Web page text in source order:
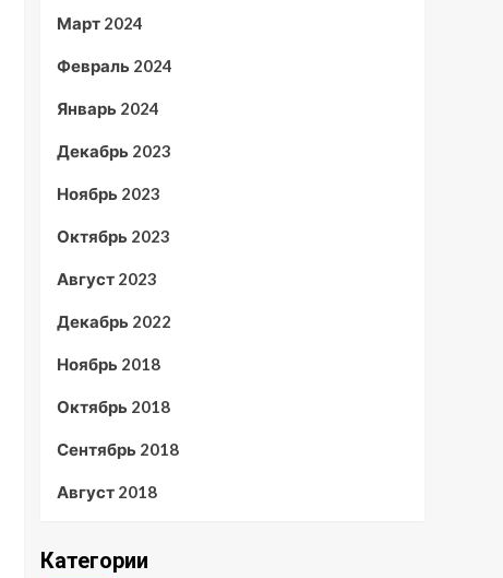
Март 2024
Февраль 2024
Январь 2024
Декабрь 2023
Ноябрь 2023
Октябрь 2023
Август 2023
Декабрь 2022
Ноябрь 2018
Октябрь 2018
Сентябрь 2018
Август 2018
Категории